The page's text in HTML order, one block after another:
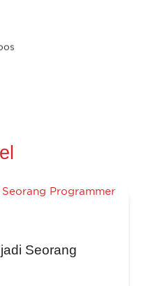
Seorang